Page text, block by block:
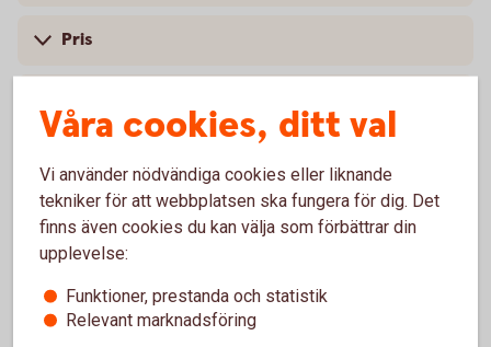
Pris
Våra cookies, ditt val
Vi använder nödvändiga cookies eller liknande
tekniker för att webbplatsen ska fungera för dig. Det
finns även cookies du kan välja som förbättrar din
upplevelse:
Funktioner, prestanda och statistik
Relevant marknadsföring